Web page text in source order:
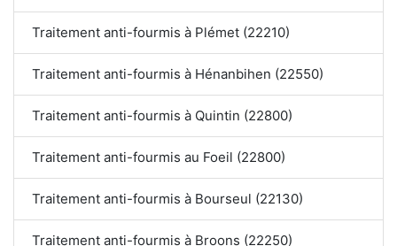
Traitement anti-fourmis à Plémet (22210)
Traitement anti-fourmis à Hénanbihen (22550)
Traitement anti-fourmis à Quintin (22800)
Traitement anti-fourmis au Foeil (22800)
Traitement anti-fourmis à Bourseul (22130)
Traitement anti-fourmis à Broons (22250)